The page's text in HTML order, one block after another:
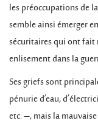
les préoccupations de
semble ainsi émerger
sécuritaires qui ont fait
enlisement dans la
Ses griefs sont
pénurie d’eau,
etc. –, mais la